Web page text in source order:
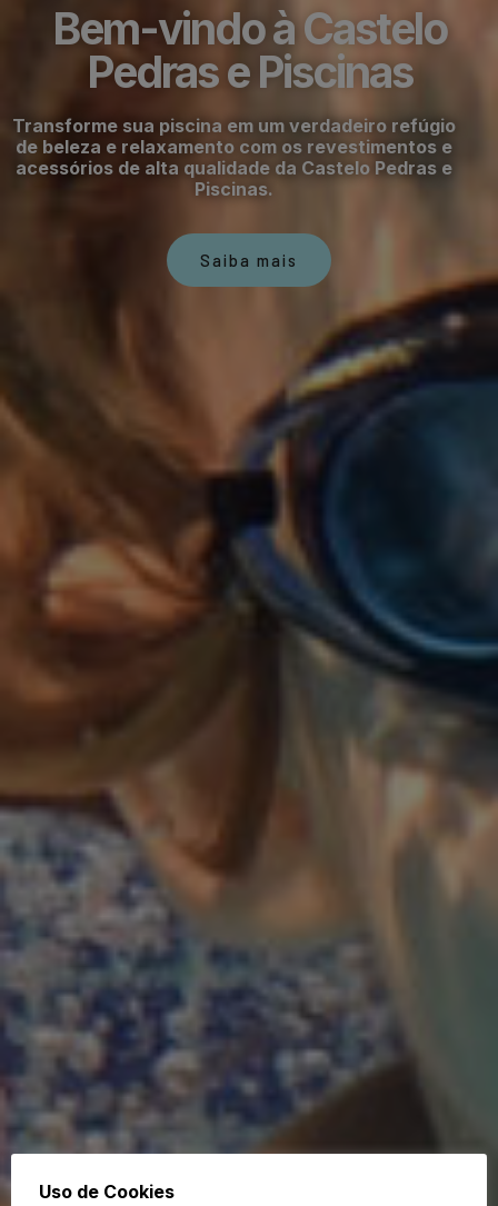
Bem-vindo à Castelo
Pedras e Piscinas
Transforme sua piscina em um verdadeiro refúgio
de beleza e relaxamento com os revestimentos e
acessórios de alta qualidade da Castelo Pedras e
Piscinas.
Saiba mais
Uso de Cookies